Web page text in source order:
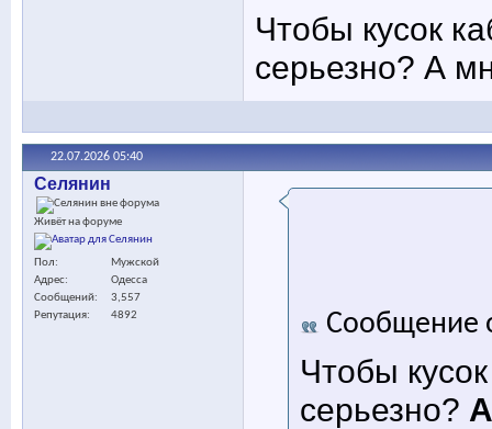
Чтобы кусок
серьезно? А
22.07.2026 05:40
Селянин
Живёт на форуме
Пол
Мужской
Адрес
Одесса
Сообщений
3,557
Репутация
4892 Сообщение
Чтобы
серьезно?